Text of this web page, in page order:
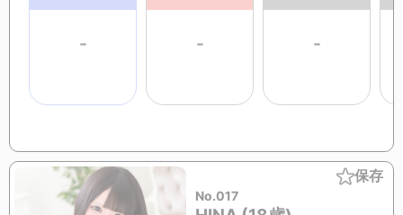
- - -
保存
No.017